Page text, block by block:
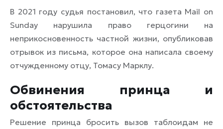
В 2021 году судья постановил, что газета Mail on
Sunday нарушила право герцогини на
неприкосновенность частной жизни, опубликовав
отрывок из письма, которое она написала своему
отчужденному отцу, Томасу Марклу.
Обвинения принца и
обстоятельства
Решение принца бросить вызов таблоидам не